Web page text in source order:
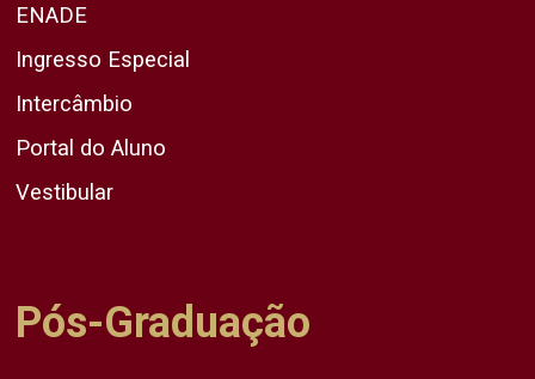
ENADE
Ingresso Especial
Intercâmbio
Portal do Aluno
Vestibular
Pós-Graduação